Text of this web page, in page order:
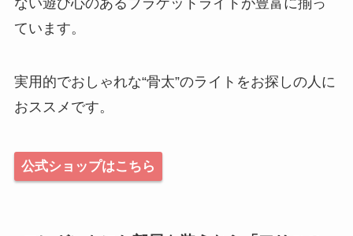
ない遊び心のあるブラケットライトが豊富に揃っ
ています。
実用的でおしゃれな“骨太”のライトをお探しの人に
おススメです。
公式ショップはこちら